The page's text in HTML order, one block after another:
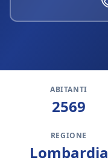
ABITANTI
2569
REGIONE
Lombardia